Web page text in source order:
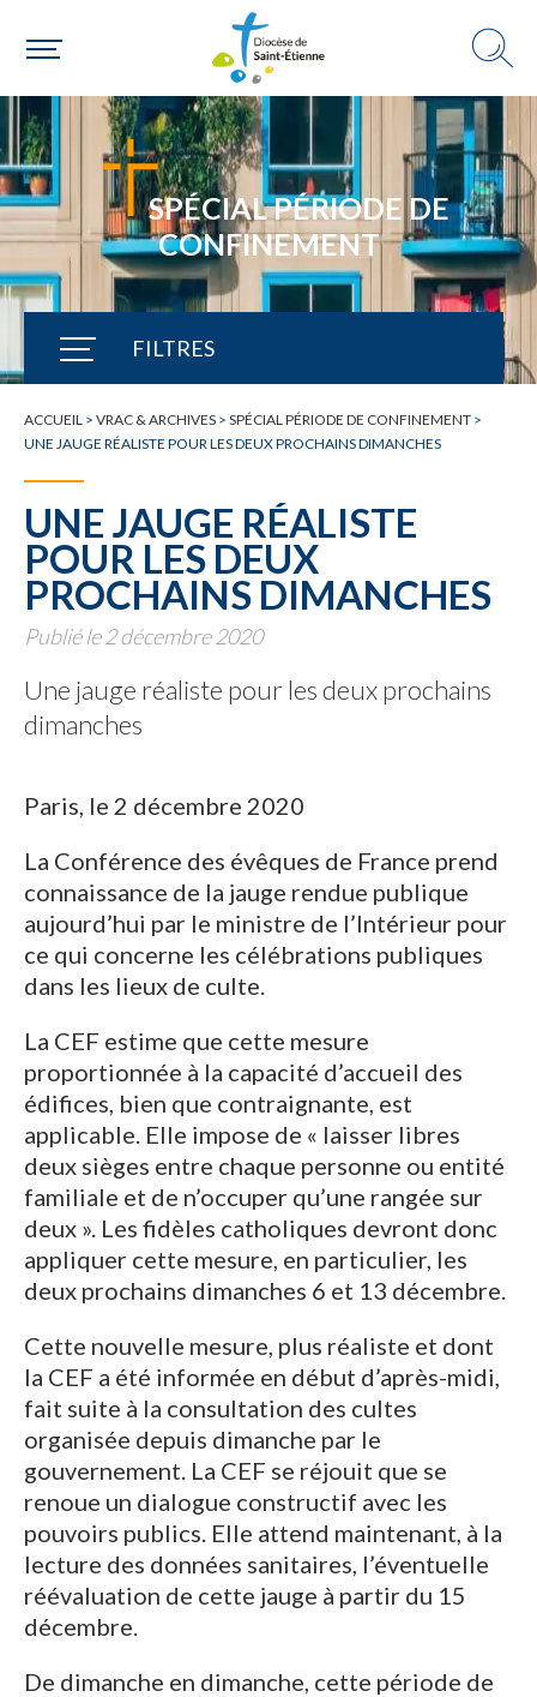
SPÉCIAL PÉRIODE DE
CONFINEMENT
FILTRES
TOUTE L'ACTUALITÉ
ACCUEIL > VRAC & ARCHIVES > SPÉCIAL PÉRIODE DE CONFINEMENT >
UNE JAUGE RÉALISTE POUR LES DEUX PROCHAINS DIMANCHES
UNE JAUGE RÉALISTE
POUR LES DEUX
PROCHAINS DIMANCHES
Publié le 2 décembre 2020
Une jauge réaliste pour les deux prochains
dimanches
Paris, le 2 décembre 2020
La Conférence des évêques de France prend
connaissance de la jauge rendue publique
aujourd’hui par le ministre de l’Intérieur pour
ce qui concerne les célébrations publiques
dans les lieux de culte.
La CEF estime que cette mesure
proportionnée à la capacité d’accueil des
édifices, bien que contraignante, est
applicable. Elle impose de « laisser libres
deux sièges entre chaque personne ou entité
familiale et de n’occuper qu’une rangée sur
deux ». Les fidèles catholiques devront donc
appliquer cette mesure, en particulier, les
deux prochains dimanches 6 et 13 décembre.
Cette nouvelle mesure, plus réaliste et dont
la CEF a été informée en début d’après-midi,
fait suite à la consultation des cultes
organisée depuis dimanche par le
gouvernement. La CEF se réjouit que se
renoue un dialogue constructif avec les
pouvoirs publics. Elle attend maintenant, à la
lecture des données sanitaires, l’éventuelle
réévaluation de cette jauge à partir du 15
décembre.
De dimanche en dimanche, cette période de